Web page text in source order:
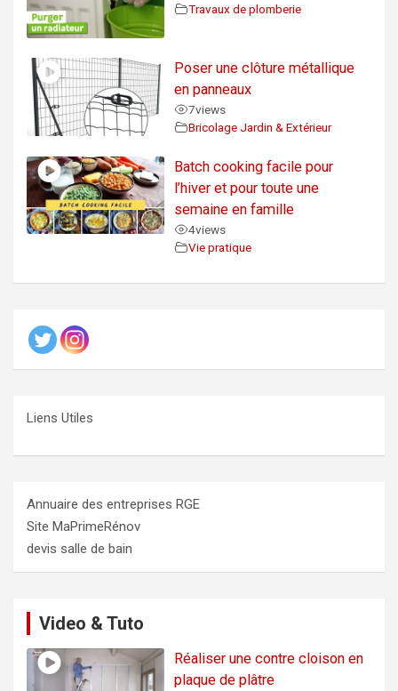
Travaux de plomberie
Poser une clôture métallique
en panneaux
7views
Bricolage Jardin & Extérieur
Batch cooking facile pour
l’hiver et pour toute une
semaine en famille
4views
Vie pratique
Liens Utiles
Annuaire des entreprises RGE
Site MaPrimeRénov
devis salle de bain
Video & Tuto
Réaliser une contre cloison en
plaque de plâtre